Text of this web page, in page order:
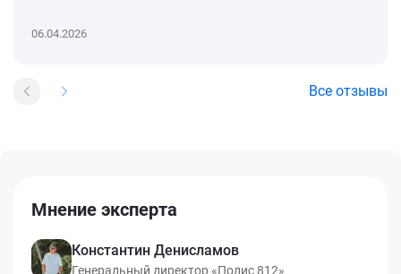
06.04.2026
Все отзывы
Мнение эксперта
Константин Денисламов
Генеральный директор «Полис 812»